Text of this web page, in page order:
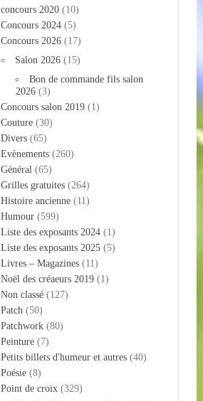
concours 2020 (10)
Concours 2024 (5)
Concours 2026 (17)
Salon 2026 (15)
Bon de commande fils salon
2026 (3)
Concours salon 2019 (1)
Couture (30)
Divers (65)
Evènements (260)
Général (65)
Grilles gratuites (264)
Histoire ancienne (11)
Humour (599)
Liste des exposants 2024 (1)
Liste des exposants 2025 (5)
Livres – Magazines (11)
Noël des créaeurs 2019 (1)
Non classé (127)
Patch (50)
Patchwork (80)
Peinture (7)
Petits billets d'humeur et autres (40)
Poésie (8)
Point de croix (329)